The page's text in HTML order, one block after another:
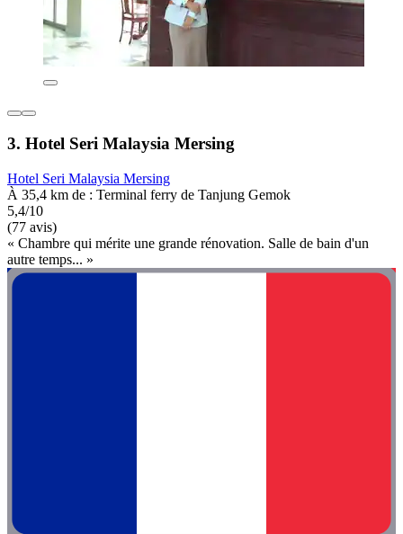
3. Hotel Seri Malaysia Mersing
Hotel Seri Malaysia Mersing
À 35,4 km de : Terminal ferry de Tanjung Gemok
5,4/10
(77 avis)
« Chambre qui mérite une grande rénovation. Salle de bain d'un
autre temps... »